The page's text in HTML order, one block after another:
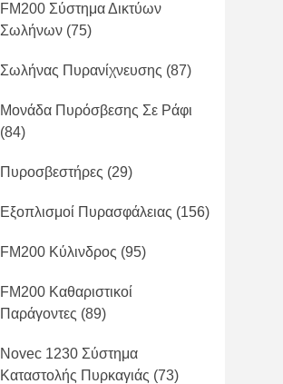
FM200 Σύστημα Δικτύων
Σωλήνων (75)
Σωλήνας Πυρανίχνευσης (87)
Μονάδα Πυρόσβεσης Σε Ράφι
(84)
Πυροσβεστήρες (29)
Εξοπλισμοί Πυρασφάλειας (156)
FM200 Κύλινδρος (95)
FM200 Καθαριστικοί
Παράγοντες (89)
Novec 1230 Σύστημα
Καταστολής Πυρκαγιάς (73)